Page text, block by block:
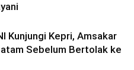
Kunjungi Kepri, Amsakar
Sebelum Bertolak ke